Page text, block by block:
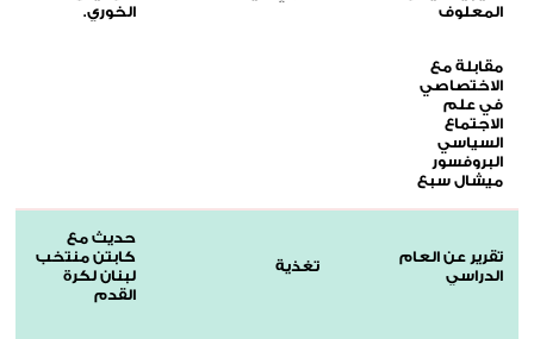
المعلوف
الخوري.
مقابلة مع
الاختصاصي
في علم
الاجتماع
السياسي
البروفسور
ميشال سبع
تقرير عن العام
الدراسي
تغذية
حديث مع
كابتن منتخب
لبنان لكرة
القدم